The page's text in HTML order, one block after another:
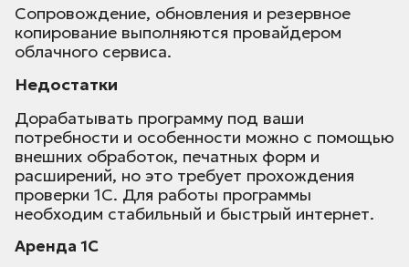
Сопровождение, обновления и резервное
копирование выполняются провайдером
облачного сервиса.
Недостатки
Дорабатывать программу под ваши
потребности и особенности можно с помощью
внешних обработок, печатных форм и
расширений, но это требует прохождения
проверки 1С. Для работы программы
необходим стабильный и быстрый интернет.
Аренда 1С